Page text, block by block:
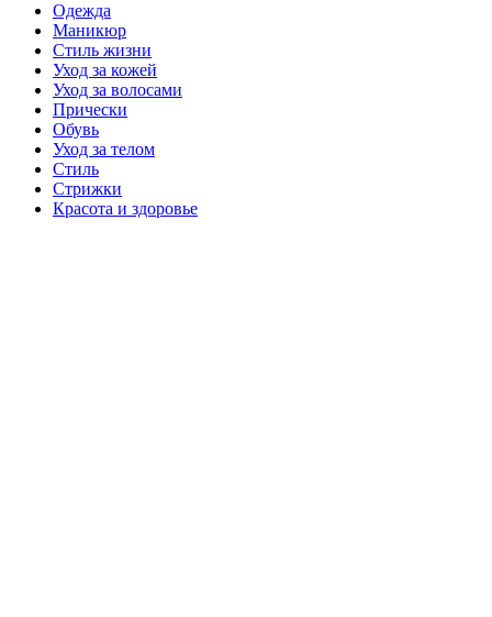
Одежда
Маникюр
Стиль жизни
Уход за кожей
Уход за волосами
Прически
Обувь
Уход за телом
Стиль
Стрижки
Красота и здоровье